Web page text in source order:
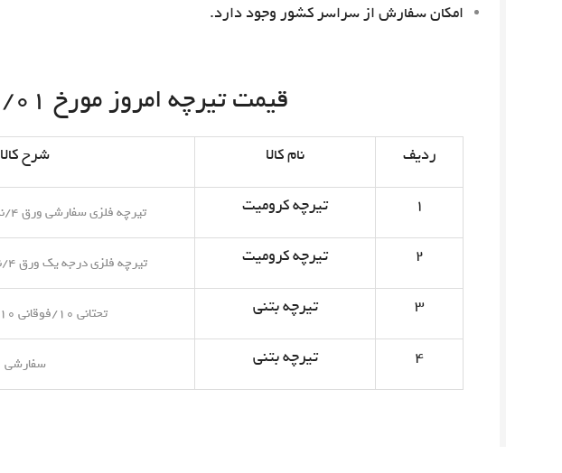
امکان سفارش از سراسر کشور وجود دارد.
قیمت تیرچه امروز مورخ ۹۸/۱۱/۰۱
ردیف نام کالا شرح کالا
۱ تیرچه کرومیت تیرچه فلزی سفارشی ورق ۴/نبشی ۴/ زیگزال ۱۲
۲ تیرچه کرومیت تیرچه فلزی درجه یک ورق ۴/نبشی ۴/ زیگزال ۱۲
۳ تیرچه بتنی تحتانی ۱۰/فوقانی ۱۰/ زیگزال ۶
۴ تیرچه بتنی سفارشی